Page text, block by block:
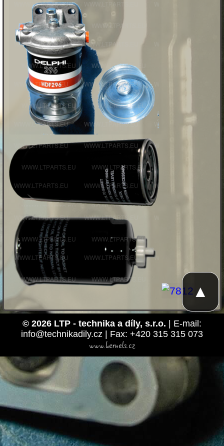
© 2026 LTP - technika a díly, s.r.o. | E-mail:
info@technikadily.cz | Fax: +420 315 315 073
www.kernels.cz
▲